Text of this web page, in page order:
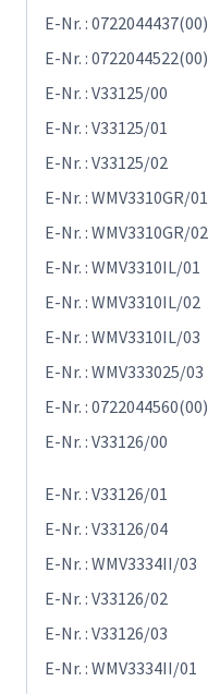
E-Nr. : 0722044437(00)
E-Nr. : 0722044522(00)
E-Nr. : V33125/00
E-Nr. : V33125/01
E-Nr. : V33125/02
E-Nr. : WMV3310GR/01
E-Nr. : WMV3310GR/02
E-Nr. : WMV3310IL/01
E-Nr. : WMV3310IL/02
E-Nr. : WMV3310IL/03
E-Nr. : WMV333025/03
E-Nr. : 0722044560(00)
E-Nr. : V33126/00
E-Nr. : V33126/01
E-Nr. : V33126/04
E-Nr. : WMV3334II/03
E-Nr. : V33126/02
E-Nr. : V33126/03
E-Nr. : WMV3334II/01